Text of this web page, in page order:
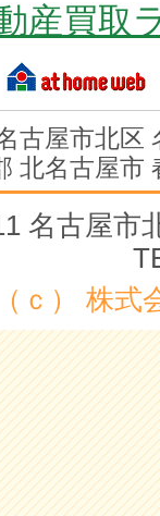
産買取
古屋市北区
北名古屋市
名古屋市
（ｃ） 株